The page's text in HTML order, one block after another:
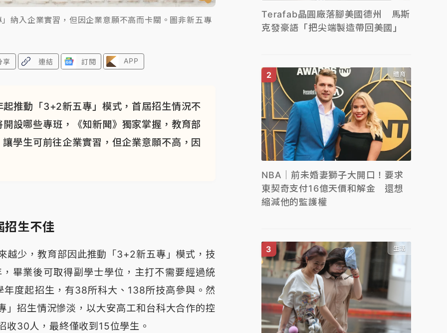
納入企業實習，但因企業意願不高而卡關。圖非新五專
享 連結 訂閱 APP
推動「3+2新五專」模式，首屆招生情況不
設哪些專班，《知新聞》獨家掌握，教育部
學生可前往企業實習，但企業意願不高，因
生不佳
越少，教育部因此推動「3+2新五專」模式，技
畢業後可取得副學士學位，主打不需要經過統
年度起招生，有38所科大、138所技高參與。然
」招生情況慘淡，以大安高工和台科大合作的控
收30人，最終僅收到15位學生。
Terafab晶圓廠落腳美國德州 馬斯
克發豪語「把尖端製造帶回美國」
體育
NBA｜前未婚妻獅子大開口！要求
東契奇支付16億天價和解金 還想
縮減他的監護權
生活